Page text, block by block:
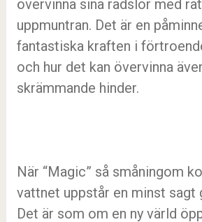
övervinna sina rädslor med
uppmuntran. Det är en
fantastiska kraften i
och hur det kan övervinna
skrämmande hinder.
När “Magic” så småningom
vattnet uppstår en minst sagt
Det är som om en ny värld